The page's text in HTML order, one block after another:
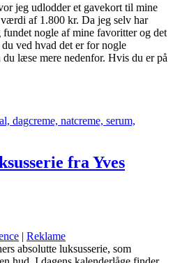
jeg udlodder et gavekort til mine
af 1.800 kr. Da jeg selv har
fundet nogle af mine favoritter og det
ved hvad det er for nogle
læse mere nedenfor. Hvis du er på
fra Yves
| Reklame
absolutte luksusserie, som